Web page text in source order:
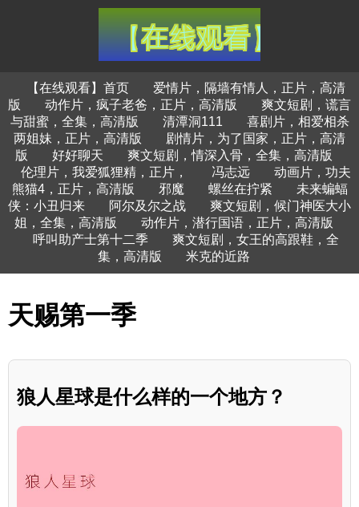
【在线观看】首页
爱情片，隔墙有情人，正片，高清
版
动作片，疯子老爸，正片，高清版
爽文短剧，谎言
与甜蜜，全集，高清版
清潭洞111
喜剧片，相爱相杀
两姐妹，正片，高清版
剧情片，为了国家，正片，高清
版
好好聊天
爽文短剧，情深入骨，全集，高清版
伦理片，我爱狐狸精，正片，
冯志远
动画片，功夫
熊猫4，正片，高清版
邪魔 螺丝在拧紧
未来蝙蝠
侠：小丑归来
阿尔及尔之战
爽文短剧，候门神医大小
姐，全集，高清版
动作片，潜行国语，正片，高清版
呼叫助产士第十二季
爽文短剧，女王的高跟鞋，全
集，高清版
米克的近路
天赐第一季
狼人星球是什么样的一个地方？